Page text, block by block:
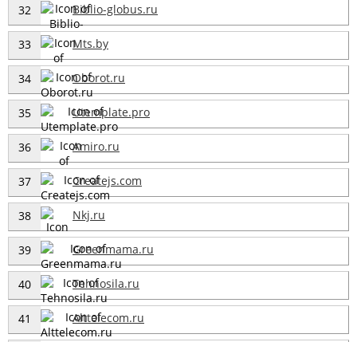
32 Biblio-globus.ru
33 Mts.by
34 Oborot.ru
35 Utemplate.pro
36 Amiro.ru
37 Createjs.com
38 Nkj.ru
39 Greenmama.ru
40 Tehnosila.ru
41 Alttelecom.ru